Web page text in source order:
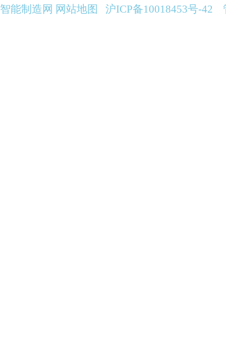
全自动柴油发电机组
伊藤小型柴油发电机
智能制造网 网站地图 沪ICP备10018453号-42